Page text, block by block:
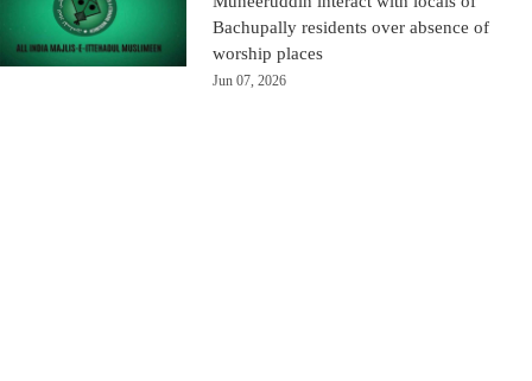
Bachupally residents over absence of
worship places
Jun 07, 2026